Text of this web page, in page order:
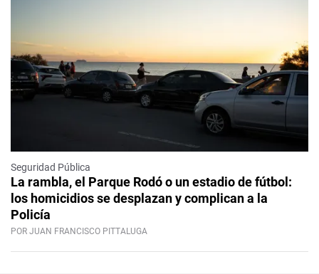
Seguridad Pública
La rambla, el Parque Rodó o un estadio de fútbol:
los homicidios se desplazan y complican a la
Policía
POR JUAN FRANCISCO PITTALUGA